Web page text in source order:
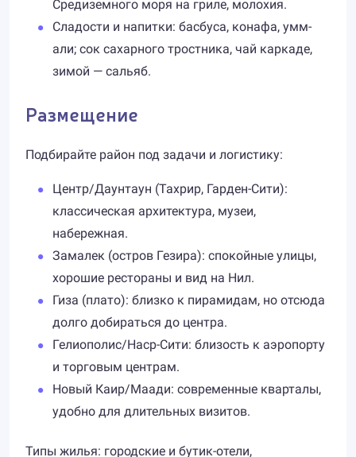
Средиземного моря на гриле, молохия.
Сладости и напитки: басбуса, конафа, умм-
али; сок сахарного тростника, чай каркаде,
зимой — сальяб.
Размещение
Подбирайте район под задачи и логистику:
Центр/Даунтаун (Тахрир, Гарден-Сити):
классическая архитектура, музеи,
набережная.
Замалек (остров Гезира): спокойные улицы,
хорошие рестораны и вид на Нил.
Гиза (плато): близко к пирамидам, но отсюда
долго добираться до центра.
Гелиополис/Наср-Сити: близость к аэропорту
и торговым центрам.
Новый Каир/Маади: современные кварталы,
удобно для длительных визитов.
Типы жилья: городские и бутик-отели,